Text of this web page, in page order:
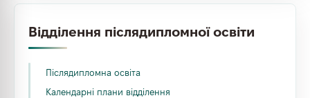
Відділення післядипломної освіти
Післядипломна освіта
Календарні плани відділення